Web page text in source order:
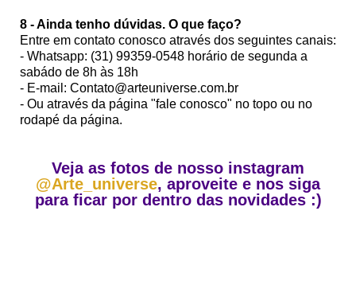
8 - Ainda tenho dúvidas. O que faço?
Entre em contato conosco através dos seguintes canais:
- Whatsapp: (31) 99359-0548 horário de segunda a
sabádo de 8h às 18h
- E-mail: Contato@arteuniverse.com.br
- Ou através da página "fale conosco" no topo ou no
rodapé da página.
Veja as fotos de nosso instagram
@Arte_universe, aproveite e nos siga
para ficar por dentro das novidades :)